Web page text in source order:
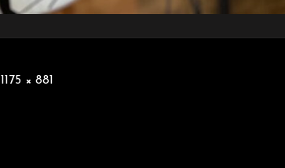
1175 × 881